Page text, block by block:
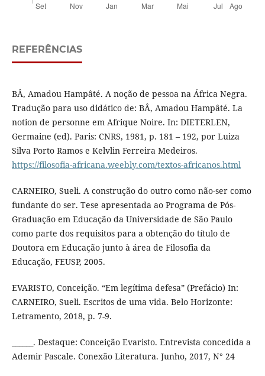
REFERÊNCIAS
BÂ, Amadou Hampâté. A noção de pessoa na África Negra.
Tradução para uso didático de: BÂ, Amadou Hampâté. La
notion de personne em Afrique Noire. In: DIETERLEN,
Germaine (ed). Paris: CNRS, 1981, p. 181 – 192, por Luiza
Silva Porto Ramos e Kelvlin Ferreira Medeiros.
https://filosofia-africana.weebly.com/textos-africanos.html
CARNEIRO, Sueli. A construção do outro como não-ser como
fundante do ser. Tese apresentada ao Programa de Pós-
Graduação em Educação da Universidade de São Paulo
como parte dos requisitos para a obtenção do título de
Doutora em Educação junto à área de Filosofia da
Educação, FEUSP, 2005.
EVARISTO, Conceição. “Em legítima defesa” (Prefácio) In:
CARNEIRO, Sueli. Escritos de uma vida. Belo Horizonte:
Letramento, 2018, p. 7-9.
______. Destaque: Conceição Evaristo. Entrevista concedida a
Ademir Pascale. Conexão Literatura. Junho, 2017, N° 24